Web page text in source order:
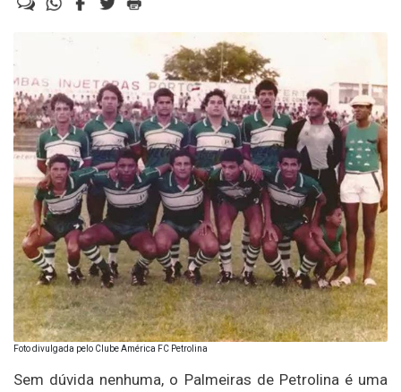
Foto divulgada pelo Clube América FC Petrolina
Sem dúvida nenhuma, o Palmeiras de Petrolina é uma